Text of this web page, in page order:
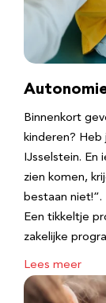
Binnenkort
kinderen? Heb
IJsselstein. En
zien komen,
bestaan
Een tikkeltje
zakelijke
Lees meer